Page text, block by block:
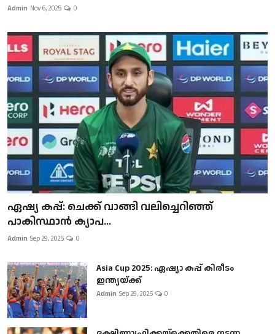
Admin Nov 6, 2025 0
ഏഷ്യ കപ്പ്: ചെക്ക് വാങ്ങി വലിച്ചെറിഞ്ഞ്
പാകിസ്ഥാൻ ക്യാപ...
Admin Sep 29, 2025 0
Asia Cup 2025: ഏഷ്യാ കപ്പ് കിരീടം
ഇന്ത്യയ്ക്ക്
Admin Sep 29, 2025 0